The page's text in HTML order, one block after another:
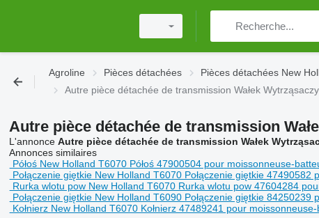
Agroline Pièces détachées Pièces détachées New
Autre pièce détachée de transmission Wałek
Autre pièce détachée de transmission
L'annonce Autre pièce détachée de transmission Wałek
Annonces similaires
Półoś New Holland T6070 Półoś 47900504 pour moissonneuse-
Połączenie giętkie New Holland T6070 Połączenie giętkie
Rurka wlotu pow New Holland T6070 Rurka wlotu pow 47604284
Połączenie giętkie New Holland T6090 Połączenie giętkie
Kołnierz New Holland T6070 Kołnierz 47489241 pour